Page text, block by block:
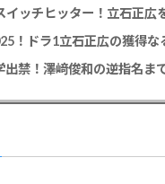
！ドラ1立石正広の獲得な
禁！澤﨑俊和の逆指名ま